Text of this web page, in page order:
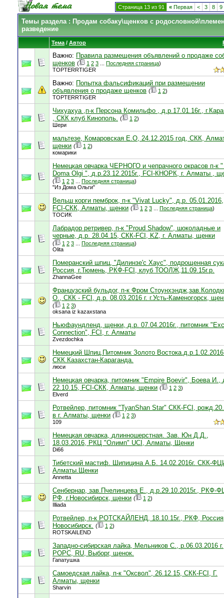
Страница 13 из 91 « Первая < 3 8 9
Темы раздела: Продам собаку\щенков с
разведение
Тема / Автор
Важно: Правила размещения объявлений о продаже
щенков ( 1 2 3 Последняя страница)
TOPTERRTIGER
Важно: Попытка фальсификаций при размещении
объявления о продаже щенков ( 1 2)
TOPTERRTIGER
Чихуахуа ,п-к Персона Комильфо , д.р.17.01.16г.,
, СКК клуб Кинополь. ( 1 2)
Шери
мальтезе, Комаровская Е.О, 24.12.2015 год, СКК,
щенки ( 1 2)
комарики
Немецкая овчарка ЧЕРНОГО и чепрачного окрасов п-к
Doma Olgi ", д.р.23.12.2015г., FCI-КНОРК, г. Алматы ,
( 1 2 3 Последняя страница)
"Из Дома Ольги"
Вельш корги пемброк, п-к "Vivat Lucky", д.р. 05.01.2016,
FCI-СКК, Алматы, щенки ( 1 2 3 Последняя страница)
ТОСИК
Лабрадор ретривер, п-к "Proud Shadow", шоколадные и
черные, д.р. 28.04.15, СКК-FCI, KZ, г. Алматы, щенки
( 1 2 3 Последняя страница)
Olita
Померанский шпиц, "Дилинзе'c Хаус", подрощенная
Россия, г.Тюмень, РКФ-FCI, клуб ТООЛЖ,11.09.15г.р.
ZhannaGee
Французский бульдог, п-к Фром
О., СКК - FCI, д.р. 08.03.2016 г. г.Усть-Каменогорск,
( 1 2 3)
oksana iz kazaxstana
Ньюфаундленд, щенки, д.р. 07.04.2016г., питомник
Connection", FCI, г. Алматы
Zvezdochka
Немецкий Шпиц.Питомник Золото
СКК.Казахстан-Караганда.
люси
Немецкая овчарка, питомник "Empire Boevir", Боева И.,
22.10.15, FCI-СКК, Алматы, щенки ( 1 2 3)
Elverd
Ротвейлер, питомник "TyanShan Star" СКК-FCI,
в г. Алматы, щенки ( 1 2 3)
109
Немецкая овчарка, длинношерстная. Зав. Юн Д.Д.,
18.03.2016, РКЦ "Олимп" UCI, Алматы, Щенки
Di66
Тибетский мастиф. Шипицина А.Б. 14.02.2016г. СКК-
Алматы.Щенки
Annetta
Сенбернар, зав.Пчелинцева Е., д.р.29.10.2015г., РКФ-
РФ, г.Новосибирск, щенки ( 1 2)
Illiada
Ротвейлер, п-к РОТСКАЙЛЕНД, 18.10.15г., РКФ,
Новосибирск. ( 1 2)
ROTSKAILEND
Западно-сибирская лайка, Мельников С., р.06.03.2016
РОРС, RU, Выборг, щенок.
Гапатушка
Самоедская лайка, п-к "Оксвол", 26.12.15, СКК-FCI, Г.
Алматы, щенки
Sharvin